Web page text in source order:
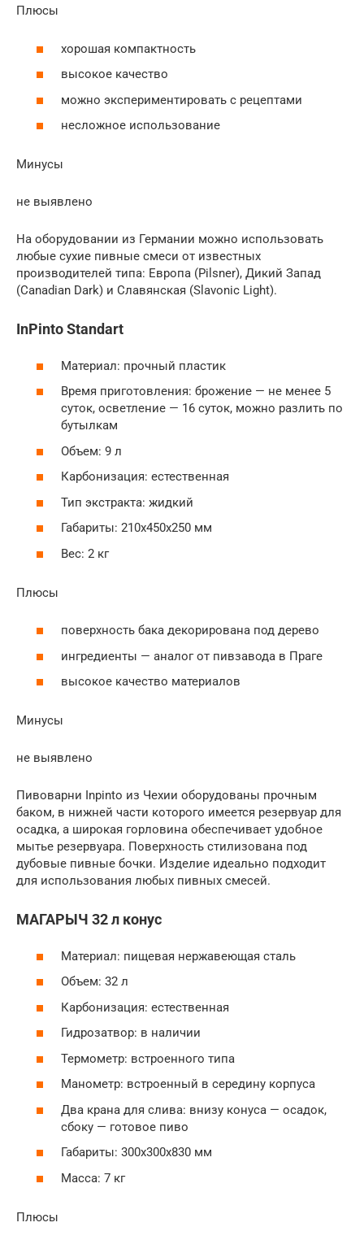
Плюсы
хорошая компактность
высокое качество
можно экспериментировать с рецептами
несложное использование
Минусы
не выявлено
На оборудовании из Германии можно использовать
любые сухие пивные смеси от известных
производителей типа: Европа (Pilsner), Дикий Запад
(Canadian Dark) и Славянская (Slavonic Light).
InPinto Standart
Материал: прочный пластик
Время приготовления: брожение — не менее 5
суток, осветление — 16 суток, можно разлить по
бутылкам
Объем: 9 л
Карбонизация: естественная
Тип экстракта: жидкий
Габариты: 210х450х250 мм
Вес: 2 кг
Плюсы
поверхность бака декорирована под дерево
ингредиенты — аналог от пивзавода в Праге
высокое качество материалов
Минусы
не выявлено
Пивоварни Inpinto из Чехии оборудованы прочным
баком, в нижней части которого имеется резервуар для
осадка, а широкая горловина обеспечивает удобное
мытье резервуара. Поверхность стилизована под
дубовые пивные бочки. Изделие идеально подходит
для использования любых пивных смесей.
МАГАРЫЧ 32 л конус
Материал: пищевая нержавеющая сталь
Объем: 32 л
Карбонизация: естественная
Гидрозатвор: в наличии
Термометр: встроенного типа
Манометр: встроенный в середину корпуса
Два крана для слива: внизу конуса — осадок,
сбоку — готовое пиво
Габариты: 300х300х830 мм
Масса: 7 кг
Плюсы